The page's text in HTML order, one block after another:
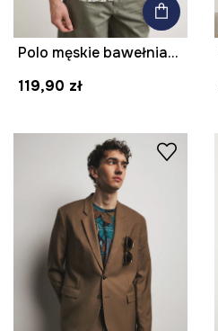
Polo męskie bawełniane
119,90 zł